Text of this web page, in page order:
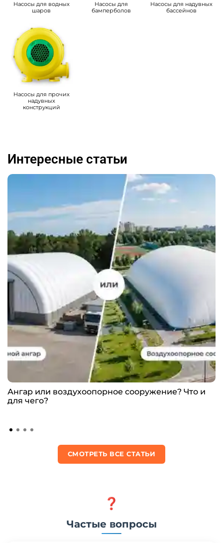
Насосы для водных
шаров
Насосы для
бамперболов
Насосы для надувных
бассейнов
Насосы для прочих
надувных
конструкций
Интересные статьи
Ангар или воздухоопорное сооружение? Что и
для чего?
СМОТРЕТЬ ВСЕ СТАТЬИ
❓
Частые вопросы